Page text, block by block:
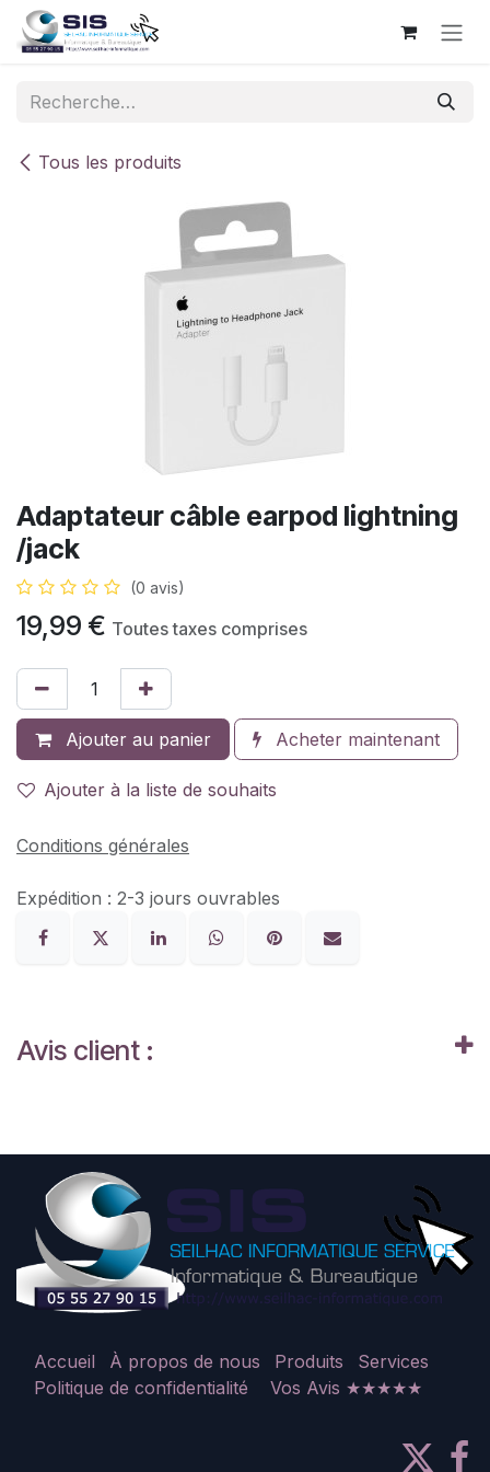
Se rendre au contenu
Tous les produits
Adaptateur câble earpod lightning
/jack
(0 avis)
19,99 € Toutes taxes comprises
Ajouter au panier Acheter maintenant
Ajouter à la liste de souhaits
Conditions générales
Expédition : 2-3 jours ouvrables
Avis client :
Accueil À propos de nous Produits
Services
Politique de confidentialité
Vos Avis ★★★★★